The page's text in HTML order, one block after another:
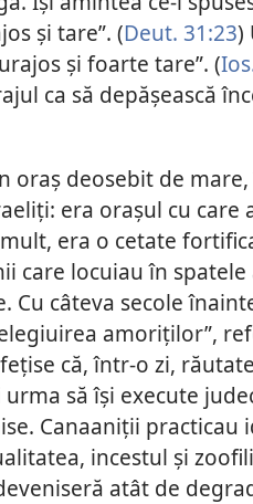
și tare”. (Deut. 31:23)
și foarte tare”. (
ca să depășească
oraș deosebit de
era orașul cu care
era o cetate
care locuiau în
Cu câteva secole
amoriților”,
că, într-o zi,
urma să își execute
Canaaniții
incestul și
atât de